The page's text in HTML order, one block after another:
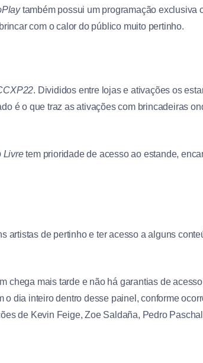
também possui um programação exclusiva
com o calor do público muito pertinho.
. Divididos entre lojas e ativações os
é o que traz as ativações com brincadeiras
Livretem prioridade de acesso ao estande,
artistas de pertinho e ter acesso a alguns
chega mais tarde e não há garantias de
dia inteiro dentro desse painel, conforme
de Kevin Feige, Zoe Saldaña, Pedro